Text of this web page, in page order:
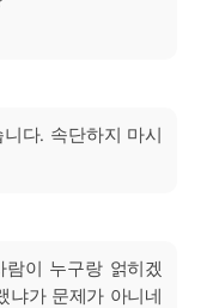
다. 속단하지 마시
이 누구랑 얽히겠
냐가 문제가 아니네